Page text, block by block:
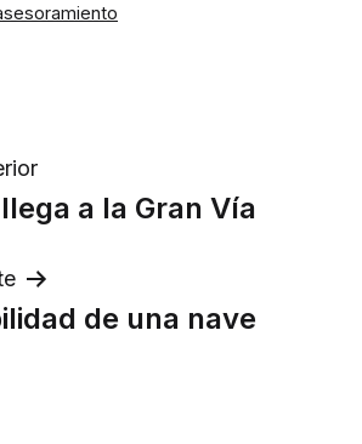
a la Gran Vía
de una nave